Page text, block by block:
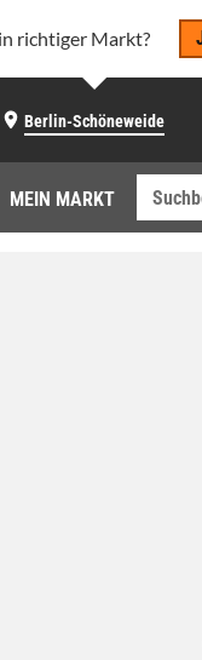
richtiger Markt?
Berlin-Schöneweide
MEIN MARKT